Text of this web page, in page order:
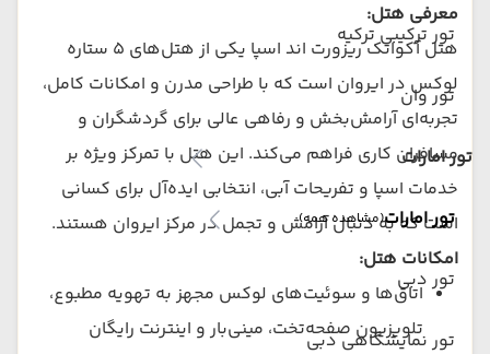
تور ترکیبی ترکیه
تور وان
تور امارات
تور امارات(مشاهده همه)
تور دبی
تور نمایشگاهی دبی
معرفی هتل:
هتل آکواتک ریزورت اند اسپا یکی از هتل‌های ۵ ستاره
لوکس در ایروان است که با طراحی مدرن و امکانات کامل،
تجربه‌ای آرامش‌بخش و رفاهی عالی برای گردشگران و
مسافران کاری فراهم می‌کند. این هتل با تمرکز ویژه بر
خدمات اسپا و تفریحات آبی، انتخابی ایده‌آل برای کسانی
است که به دنبال آرامش و تجمل در مرکز ایروان هستند.
امکانات هتل:
اتاق‌ها و سوئیت‌های لوکس مجهز به تهویه مطبوع،
تلویزیون صفحه‌تخت، مینی‌بار و اینترنت رایگان